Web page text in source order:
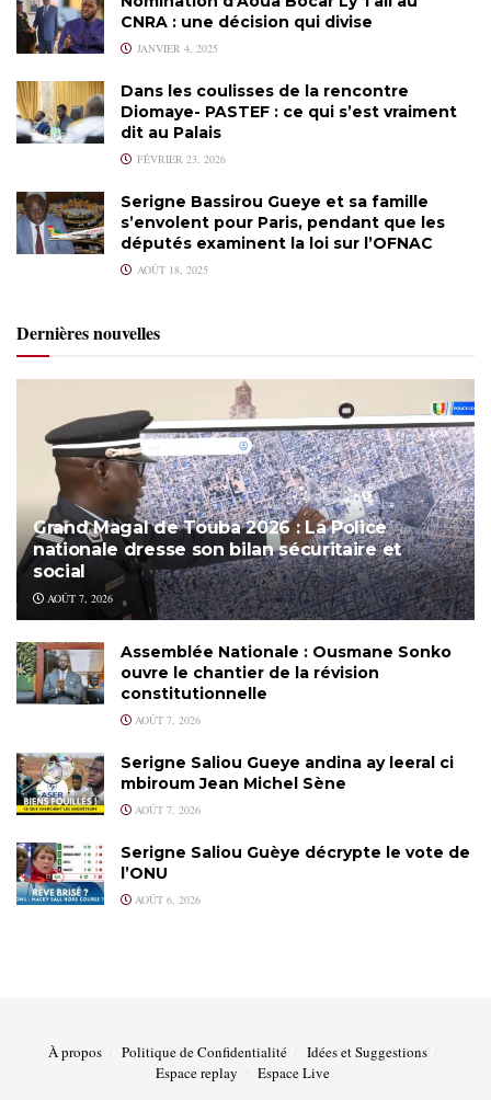
CNRA : une décision qui divise
JANVIER 4, 2025
Dans les coulisses de la rencontre
Diomaye- PASTEF : ce qui s’est vraiment
dit au Palais
FÉVRIER 23, 2026
Serigne Bassirou Gueye et sa famille
s’envolent pour Paris, pendant que les
députés examinent la loi sur l’OFNAC
AOÛT 18, 2025
Dernières nouvelles
Grand Magal de Touba 2026 : La Police
nationale dresse son bilan sécuritaire et
social
AOÛT 7, 2026
Assemblée Nationale : Ousmane Sonko
ouvre le chantier de la révision
constitutionnelle
AOÛT 7, 2026
Serigne Saliou Gueye andina ay leeral ci
mbiroum Jean Michel Sène
AOÛT 7, 2026
Serigne Saliou Guèye décrypte le vote de
l’ONU
AOÛT 6, 2026
À propos Politique de Confidentialité
Idées et Suggestions
Espace replay
Espace Live